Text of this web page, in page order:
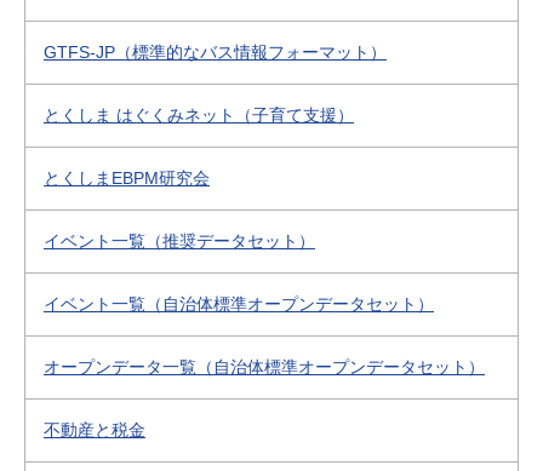
GTFS-JP（標準的なバス情報フォーマット）
とくしま はぐくみネット（子育て支援）
とくしまEBPM研究会
イベント一覧（推奨データセット）
イベント一覧（自治体標準オープンデータセット）
オープンデータ一覧（自治体標準オープンデータセット）
不動産と税金